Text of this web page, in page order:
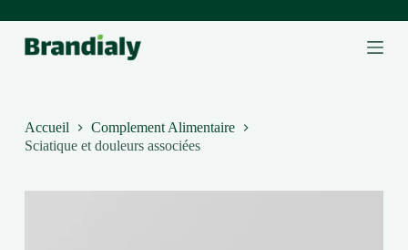
uAccueil
Complement Alimentaire
Sciatique et douleurs associées